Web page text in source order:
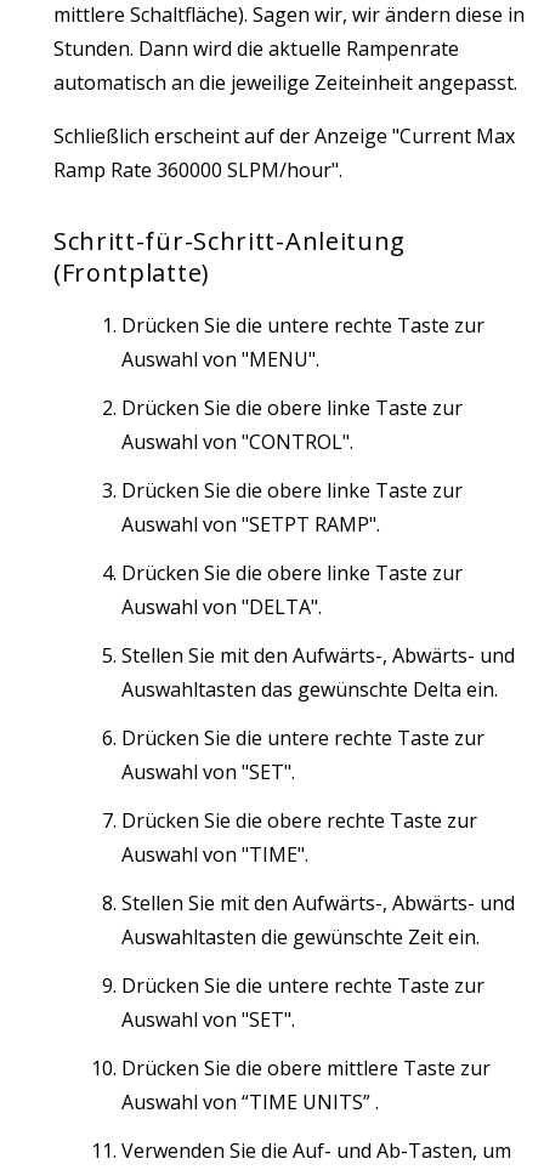
mittlere Schaltfläche). Sagen wir, wir ändern diese in
Stunden. Dann wird die aktuelle Rampenrate
automatisch an die jeweilige Zeiteinheit angepasst.
Schließlich erscheint auf der Anzeige "Current Max
Ramp Rate 360000 SLPM/hour".
Schritt-für-Schritt-Anleitung
(Frontplatte)
Drücken Sie die untere rechte Taste zur
Auswahl von "MENU".
Drücken Sie die obere linke Taste zur
Auswahl von "CONTROL".
Drücken Sie die obere linke Taste zur
Auswahl von "SETPT RAMP".
Drücken Sie die obere linke Taste zur
Auswahl von "DELTA".
Stellen Sie mit den Aufwärts-, Abwärts- und
Auswahltasten das gewünschte Delta ein.
Drücken Sie die untere rechte Taste zur
Auswahl von "SET".
Drücken Sie die obere rechte Taste zur
Auswahl von "TIME".
Stellen Sie mit den Aufwärts-, Abwärts- und
Auswahltasten die gewünschte Zeit ein.
Drücken Sie die untere rechte Taste zur
Auswahl von "SET".
Drücken Sie die obere mittlere Taste zur
Auswahl von “TIME UNITS” .
Verwenden Sie die Auf- und Ab-Tasten, um